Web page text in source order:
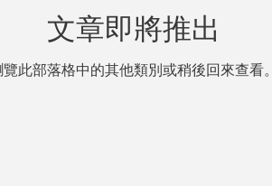
文章即將推出
覽此部落格中的其他類別或稍後回來查看。